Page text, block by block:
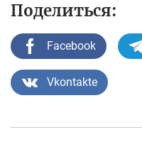
Поделиться:
Facebook
Vkontakte